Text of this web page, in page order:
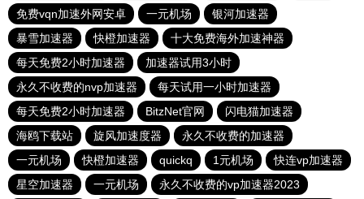
免费vqn加速外网安卓
一元机场
银河加速器
暴雪加速器
快橙加速器
十大免费海外加速神器
每天免费2小时加速器
加速器试用3小时
永久不收费的nvp加速器
每天试用一小时加速器
每天免费2小时加速器
BitzNet官网
闪电猫加速器
海鸥下载站
旋风加速度器
永久不收费的加速器
一元机场
快橙加速器 quickq 1元机场
快连vp加速器
星空加速器
一元机场 永久不收费的vp加速器2023